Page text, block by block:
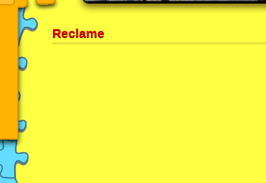
Reclame